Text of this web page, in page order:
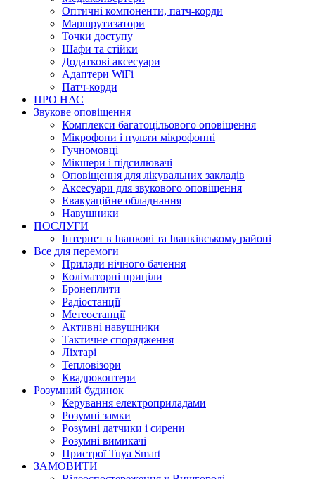
Оптичні компоненти, патч-корди
Маршрутизатори
Точки доступу
Шафи та стійки
Додаткові аксесуари
Адаптери WiFi
Патч-корди
ПРО НАС
Звукове оповіщення
Комплекси багатоцільового оповіщення
Мікрофони і пульти мікрофонні
Гучномовці
Мікшери і підсилювачі
Оповіщення для лікувальних закладів
Аксесуари для звукового оповіщення
Евакуаційне обладнання
Навушники
ПОСЛУГИ
Інтернет в Іванкові та Іванківському районі
Все для перемоги
Прилади нічного бачення
Коліматорні приціли
Бронеплити
Радіостанції
Метеостанції
Активні навушники
Тактичне спорядження
Ліхтарі
Тепловізори
Квадрокоптери
Розумний будинок
Керування електроприладами
Розумні замки
Розумні датчики і сирени
Розумні вимикачі
Пристрої Tuya Smart
ЗАМОВИТИ